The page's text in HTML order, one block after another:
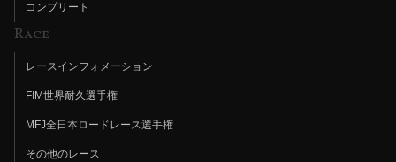
コンプリート
Race
レースインフォメーション
FIM世界耐久選手権
MFJ全日本ロードレース選手権
その他のレース